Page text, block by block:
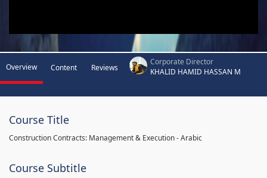
Overview Content Reviews
Corporate Director
KHALID HAMID HASSAN M
Course Title
Construction Contracts: Management & Execution - Arabic
Course Subtitle